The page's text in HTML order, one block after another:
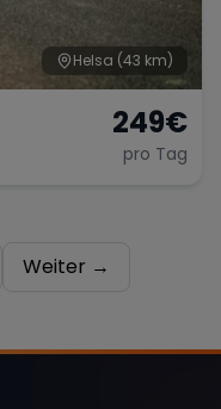
Helsa (43 km)
249€
pro Tag
Weiter →